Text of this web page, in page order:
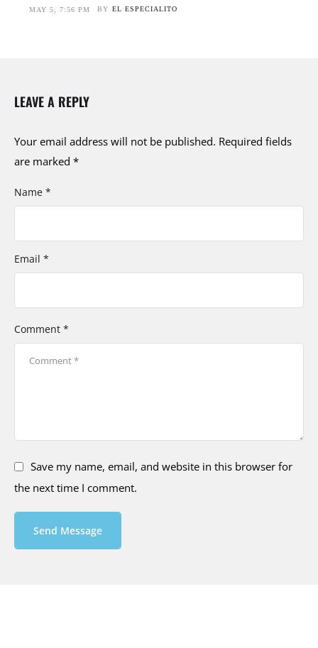
MAY 5, 7:56 PM BY EL ESPECIALITO
LEAVE A REPLY
Your email address will not be published. Required fields
are marked *
Comment *
Name *
Email *
Save my name, email, and website in this browser for
the next time I comment.
Send Message